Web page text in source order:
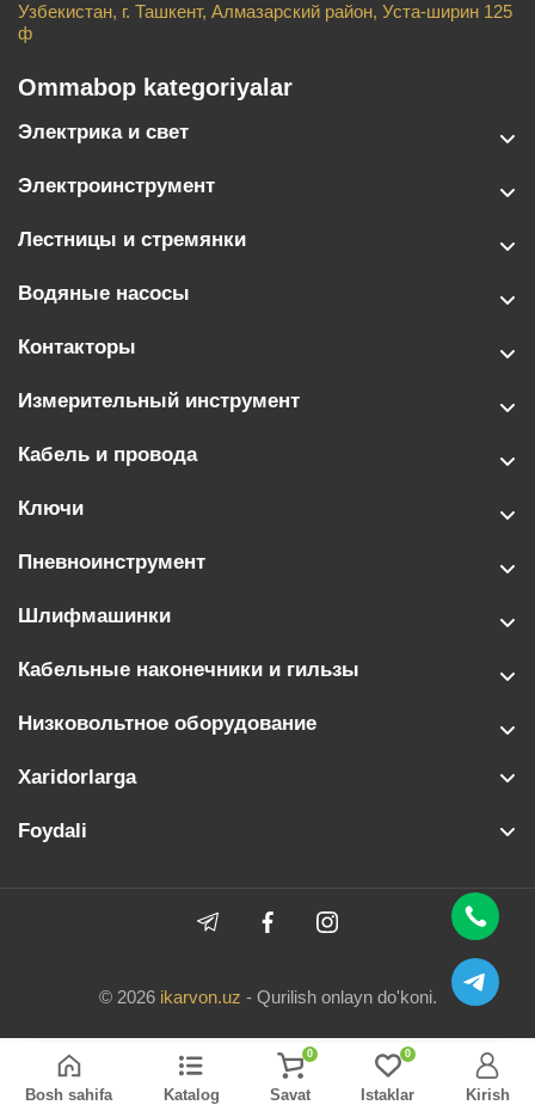
Узбекистан, г. Ташкент, Алмазарский район, Уста-ширин 125
ф
Ommabop kategoriyalar
Электрика и свет
Электроинструмент
Лестницы и стремянки
Водяные насосы
Контакторы
Измерительный инструмент
Кабель и провода
Ключи
Пневноинструмент
Шлифмашинки
Кабельные наконечники и гильзы
Низковольтное оборудование
Xaridorlarga
Foydali
© 2026 ikarvon.uz - Qurilish onlayn do'koni.
Bosh sahifa Katalog
0
Savat
0
Istaklar Kirish